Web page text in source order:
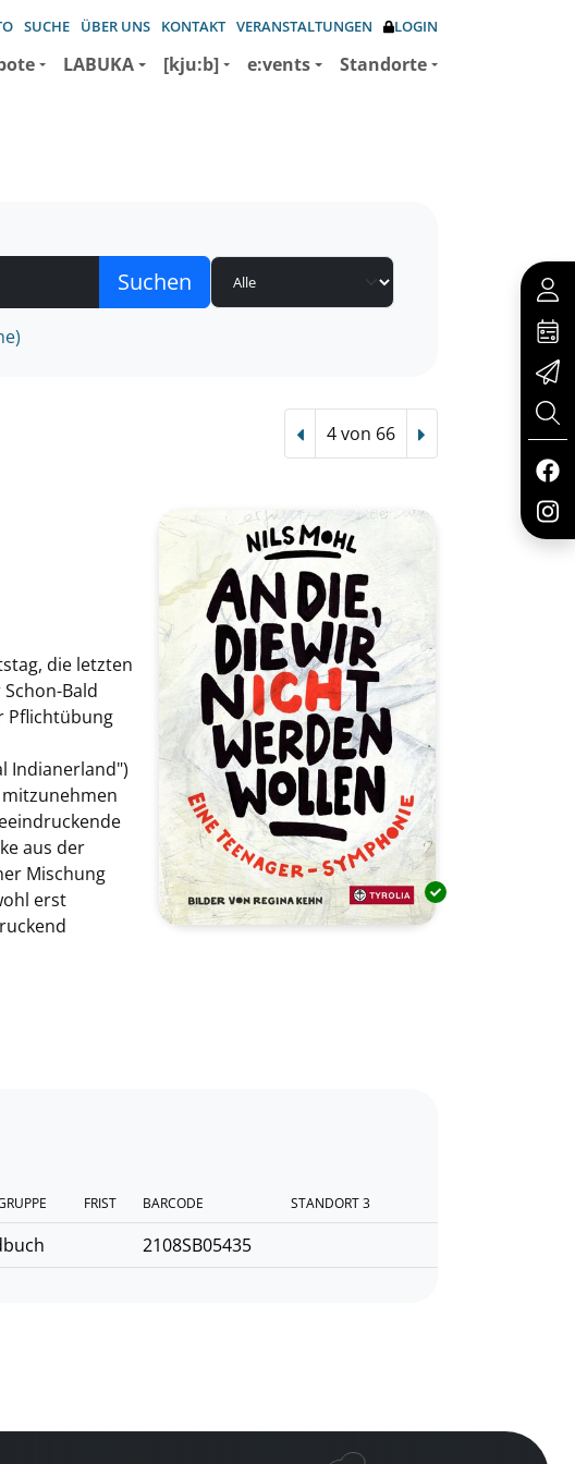
SUCHE ÜBER UNS KONTAKT VERANSTALTUNGEN LOGIN
LABUKA [kju:b] e:vents Standorte
Vorheriger Treffer
4 von 66 Nächster Treffer
die letzten
Bald
Pflichtübung
Indianerland")
aus der
Mischung
erst
FRIST BARCODE STANDORT 3
2108SB05435